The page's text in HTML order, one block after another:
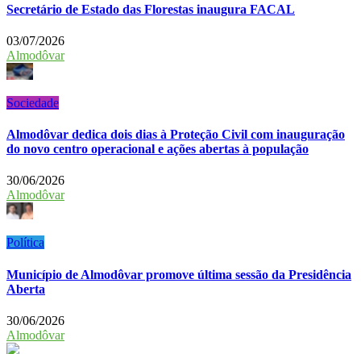
Secretário de Estado das Florestas inaugura FACAL
03/07/2026
Almodôvar
Sociedade
Almodôvar dedica dois dias à Proteção Civil com inauguração
do novo centro operacional e ações abertas à população
30/06/2026
Almodôvar
Política
Município de Almodôvar promove última sessão da Presidência
Aberta
30/06/2026
Almodôvar